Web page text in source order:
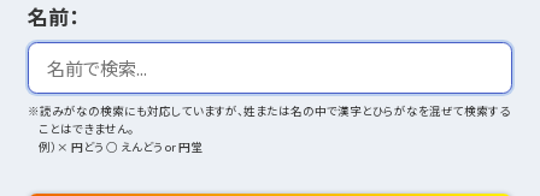
名前：
※読みがなの検索にも対応していますが、姓または名の中で漢字とひらがなを混ぜて検索する
ことはできません。
例）× 円どう ○ えんどう or 円堂